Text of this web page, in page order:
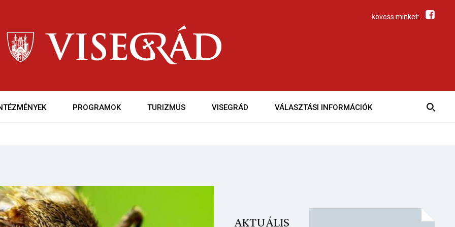
kövess minket:
PROGRAMOK TURIZMUS VISEGRÁD VÁLASZTÁSI INFORMÁCIÓK
AKTUÁLIS